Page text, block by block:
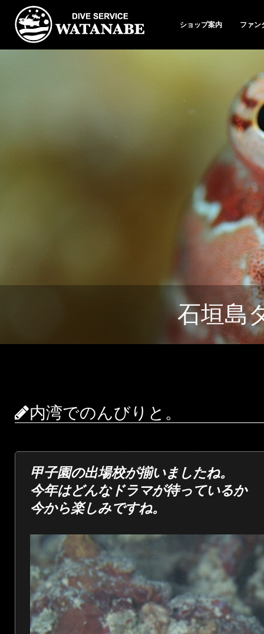
ショップ案内 ファン
石垣島
内湾でのんびりと。
甲子園の出場校が揃いましたね。
今年はどんなドラマが待っているか
今から楽しみですね。